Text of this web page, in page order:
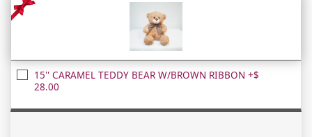
15'' CARAMEL TEDDY BEAR W/BROWN RIBBON +$
28.00